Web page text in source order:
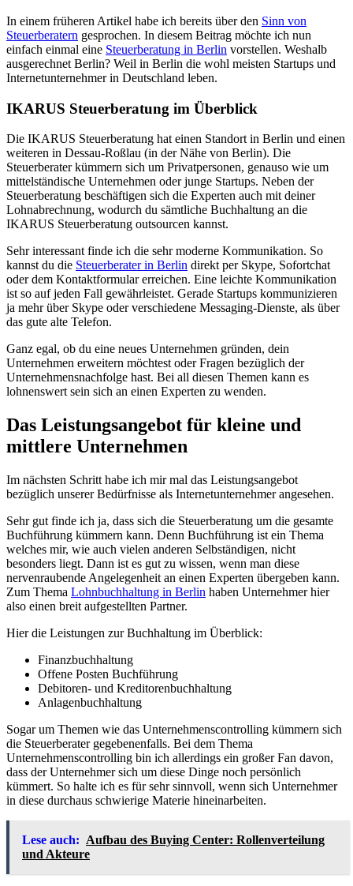
In einem früheren Artikel habe ich bereits über den Sinn von
Steuerberatern gesprochen. In diesem Beitrag möchte ich nun
einfach einmal eine Steuerberatung in Berlin vorstellen. Weshalb
ausgerechnet Berlin? Weil in Berlin die wohl meisten Startups und
Internetunternehmer in Deutschland leben.
IKARUS Steuerberatung im Überblick
Die IKARUS Steuerberatung hat einen Standort in Berlin und einen
weiteren in Dessau-Roßlau (in der Nähe von Berlin). Die
Steuerberater kümmern sich um Privatpersonen, genauso wie um
mittelständische Unternehmen oder junge Startups. Neben der
Steuerberatung beschäftigen sich die Experten auch mit deiner
Lohnabrechnung, wodurch du sämtliche Buchhaltung an die
IKARUS Steuerberatung outsourcen kannst.
Sehr interessant finde ich die sehr moderne Kommunikation. So
kannst du die Steuerberater in Berlin direkt per Skype, Sofortchat
oder dem Kontaktformular erreichen. Eine leichte Kommunikation
ist so auf jeden Fall gewährleistet. Gerade Startups kommunizieren
ja mehr über Skype oder verschiedene Messaging-Dienste, als über
das gute alte Telefon.
Ganz egal, ob du eine neues Unternehmen gründen, dein
Unternehmen erweitern möchtest oder Fragen bezüglich der
Unternehmensnachfolge hast. Bei all diesen Themen kann es
lohnenswert sein sich an einen Experten zu wenden.
Das Leistungsangebot für kleine und
mittlere Unternehmen
Im nächsten Schritt habe ich mir mal das Leistungsangebot
bezüglich unserer Bedürfnisse als Internetunternehmer angesehen.
Sehr gut finde ich ja, dass sich die Steuerberatung um die gesamte
Buchführung kümmern kann. Denn Buchführung ist ein Thema
welches mir, wie auch vielen anderen Selbständigen, nicht
besonders liegt. Dann ist es gut zu wissen, wenn man diese
nervenraubende Angelegenheit an einen Experten übergeben kann.
Zum Thema Lohnbuchhaltung in Berlin haben Unternehmer hier
also einen breit aufgestellten Partner.
Hier die Leistungen zur Buchhaltung im Überblick:
Finanzbuchhaltung
Offene Posten Buchführung
Debitoren- und Kreditorenbuchhaltung
Anlagenbuchhaltung
Sogar um Themen wie das Unternehmenscontrolling kümmern sich
die Steuerberater gegebenenfalls. Bei dem Thema
Unternehmenscontrolling bin ich allerdings ein großer Fan davon,
dass der Unternehmer sich um diese Dinge noch persönlich
kümmert. So halte ich es für sehr sinnvoll, wenn sich Unternehmer
in diese durchaus schwierige Materie hineinarbeiten.
Lese auch: Aufbau des Buying Center: Rollenverteilung
und Akteure